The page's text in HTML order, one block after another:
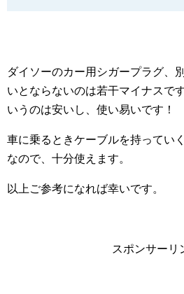
ダイソーのカー用シガープラグ、
いとならないのは若干マイナスで
いうのは安いし、使い易いです！
車に乗るときケーブルを持ってい
なので、十分使えます。
以上ご参考になれば幸いです。
スポンサーリ